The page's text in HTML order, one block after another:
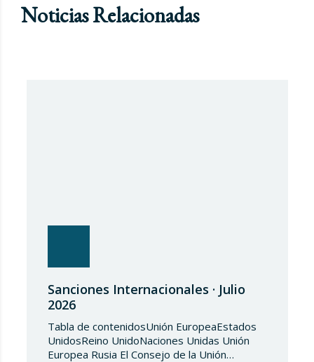
Noticias Relacionadas
Sanciones Internacionales · Julio
2026
Tabla de contenidosUnión EuropeaEstados
UnidosReino UnidoNaciones Unidas Unión
Europea Rusia El Consejo de la Unión